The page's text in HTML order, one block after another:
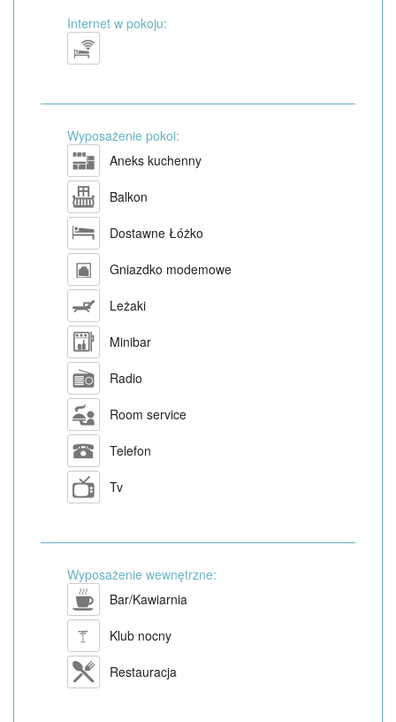
Internet w pokoju:
Wyposażenie pokoi:
Aneks kuchenny
Balkon
Dostawne Łóżko
Gniazdko modemowe
Leżaki
Minibar
Radio
Room service
Telefon
Tv
Wyposażenie wewnętrzne:
Bar/Kawiarnia
Klub nocny
Restauracja